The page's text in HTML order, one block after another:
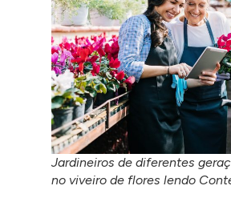
Jardineiros de diferentes
no viveiro de flores lendo